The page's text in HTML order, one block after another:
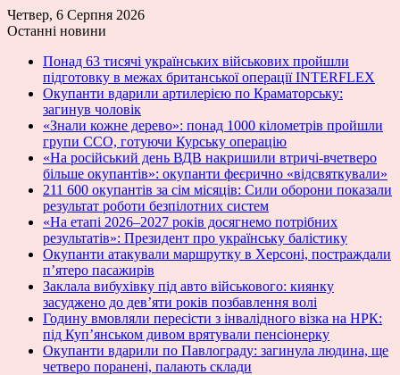
Четвер, 6 Серпня 2026
Останні новини
Понад 63 тисячі українських військових пройшли
підготовку в межах британської операції INTERFLEX
Окупанти вдарили артилерією по Краматорську:
загинув чоловік
«Знали кожне дерево»: понад 1000 кілометрів пройшли
групи ССО, готуючи Курську операцію
«На російський день ВДВ накришили втричі-вчетверо
більше окупантів»: окупанти феєрично «відсвяткували»
211 600 окупантів за сім місяців: Сили оборони показали
результат роботи безпілотних систем
«На етапі 2026–2027 років досягнемо потрібних
результатів»: Президент про українську балістику
Окупанти атакували маршрутку в Херсоні, постраждали
п’ятеро пасажирів
Заклала вибухівку під авто військового: киянку
засуджено до дев’яти років позбавлення волі
Годину вмовляли пересісти з інвалідного візка на НРК:
під Куп’янськом дивом врятували пенсіонерку
Окупанти вдарили по Павлограду: загинула людина, ще
четверо поранені, палають склади